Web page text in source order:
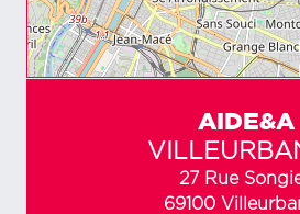
AIDE&A
27 Rue
69100